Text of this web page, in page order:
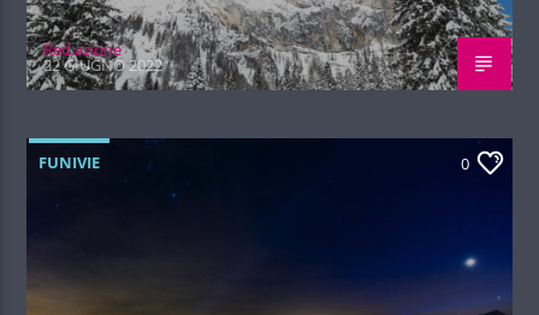
Red.azione
22 GIUGNO 2022
FUNIVIE 0